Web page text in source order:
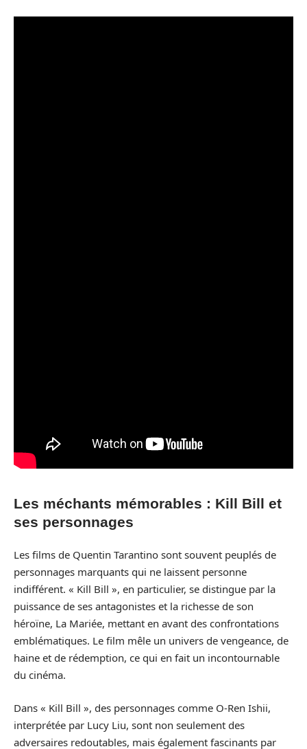
Les méchants mémorables : Kill Bill et
ses personnages
Les films de Quentin Tarantino sont souvent peuplés de
personnages marquants qui ne laissent personne
indifférent. « Kill Bill », en particulier, se distingue par la
puissance de ses antagonistes et la richesse de son
héroïne, La Mariée, mettant en avant des confrontations
emblématiques. Le film mêle un univers de vengeance, de
haine et de rédemption, ce qui en fait un incontournable
du cinéma.
Dans « Kill Bill », des personnages comme O-Ren Ishii,
interprétée par Lucy Liu, sont non seulement des
adversaires redoutables, mais également fascinants par